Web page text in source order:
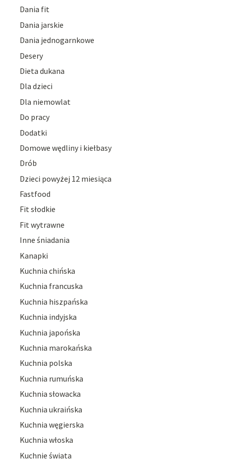
Dania fit
Dania jarskie
Dania jednogarnkowe
Desery
Dieta dukana
Dla dzieci
Dla niemowlat
Do pracy
Dodatki
Domowe wędliny i kiełbasy
Drób
Dzieci powyżej 12 miesiąca
Fastfood
Fit słodkie
Fit wytrawne
Inne śniadania
Kanapki
Kuchnia chińska
Kuchnia francuska
Kuchnia hiszpańska
Kuchnia indyjska
Kuchnia japońska
Kuchnia marokańska
Kuchnia polska
Kuchnia rumuńska
Kuchnia słowacka
Kuchnia ukraińska
Kuchnia węgierska
Kuchnia włoska
Kuchnie świata